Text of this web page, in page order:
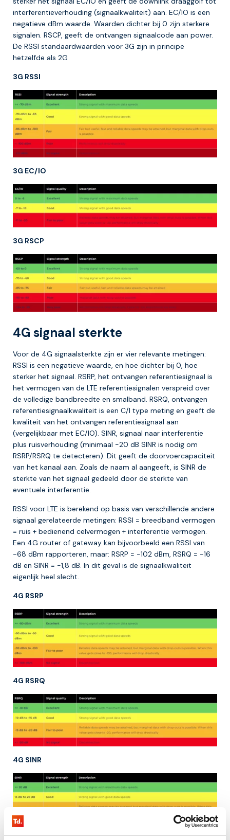
interferentieverhouding (signaalkwaliteit) aan. EC/IO is een
negatieve dBm waarde. Waarden dichter bij 0 zijn sterkere
signalen. RSCP, geeft de ontvangen signaalcode aan power.
De RSSI standaardwaarden voor 3G zijn in principe
hetzelfde als 2G
3G RSSI
3G EC/IO
3G RSCP
4G signaal sterkte
Voor de 4G signaalsterkte zijn er vier relevante metingen:
RSSI is een negatieve waarde, en hoe dichter bij 0, hoe
sterker het signaal. RSRP, het ontvangen referentiesignaal is
het vermogen van de LTE referentiesignalen verspreid over
de volledige bandbreedte en smalband. RSRQ, ontvangen
referentiesignaalkwaliteit is een C/I type meting en geeft de
kwaliteit van het ontvangen referentiesignaal aan
(vergelijkbaar met EC/IO). SINR, signaal naar interferentie
plus ruisverhouding (minimaal -20 dB SINR is nodig om
RSRP/RSRQ te detecteren). Dit geeft de doorvoercapaciteit
van het kanaal aan. Zoals de naam al aangeeft, is SINR de
sterkte van het signaal gedeeld door de sterkte van
eventuele interferentie.
RSSI voor LTE is berekend op basis van verschillende andere
signaal gerelateerde metingen: RSSI = breedband vermogen
= ruis + bedienend celvermogen + interferentie vermogen.
Een 4G router of gateway kan bijvoorbeeld een RSSI van
-68 dBm rapporteren, maar: RSRP = -102 dBm, RSRQ = -16
dB en SINR = -1,8 dB. In dit geval is de signaalkwaliteit
eigenlijk heel slecht.
4G RSRP
4G RSRQ
4G SINR